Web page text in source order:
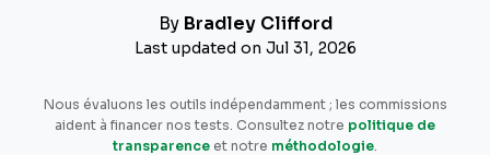
By Bradley Clifford
Last updated on Jul 31, 2026
Nous évaluons les outils indépendamment ; les commissions
aident à financer nos tests. Consultez notre politique de
transparence et notre méthodologie.